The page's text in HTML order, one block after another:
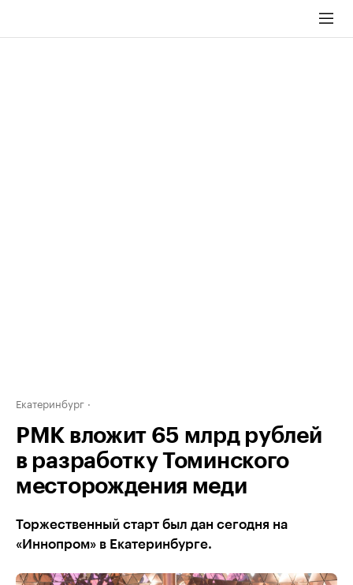
Екатеринбург
РМК вложит 65 млрд рублей
в разработку Томинского
месторождения меди
Торжественный старт был дан сегодня на
«Иннопром» в Екатеринбурге.